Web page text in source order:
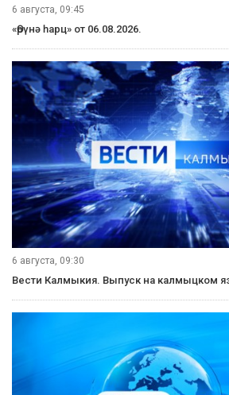
6 августа, 09:45
«Өрүнә һарц» от 06.08.2026.
6 августа, 09:30
Вести Калмыкия. Выпуск на калмыцком